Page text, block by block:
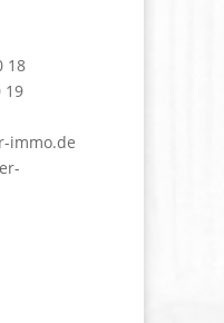
18
19
immo.de